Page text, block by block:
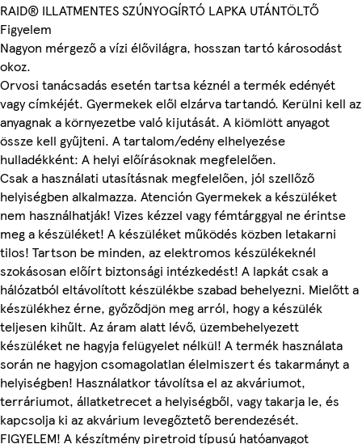
RAID® ILLATMENTES SZÚNYOGÍRTÓ LAPKA UTÁNTÖLTŐ
Figyelem
Nagyon mérgező a vízi élővilágra, hosszan tartó károsodást
okoz.
Orvosi tanácsadás esetén tartsa kéznél a termék edényét
vagy címkéjét. Gyermekek elől elzárva tartandó. Kerülni kell az
anyagnak a környezetbe való kijutását. A kiömlött anyagot
össze kell gyűjteni. A tartalom/edény elhelyezése
hulladékként: A helyi előírásoknak megfelelően.
Csak a használati utasításnak megfelelően, jól szellőző
helyiségben alkalmazza. Atención Gyermekek a készüléket
nem használhatják! Vizes kézzel vagy fémtárggyal ne érintse
meg a készüléket! A készüléket működés közben letakarni
tilos! Tartson be minden, az elektromos készülékeknél
szokásosan előírt biztonsági intézkedést! A lapkát csak a
hálózatból eltávolított készülékbe szabad behelyezni. Mielőtt a
készülékhez érne, győződjön meg arról, hogy a készülék
teljesen kihűlt. Az áram alatt lévő, üzembehelyezett
készüléket ne hagyja felügyelet nélkül! A termék használata
során ne hagyjon csomagolatlan élelmiszert és takarmányt a
helyiségben! Használatkor távolítsa el az akváriumot,
terráriumot, állatketrecet a helyiségből, vagy takarja le, és
kapcsolja ki az akvárium levegőztető berendezését.
FIGYELEM! A készítmény piretroid típusú hatóanyagot